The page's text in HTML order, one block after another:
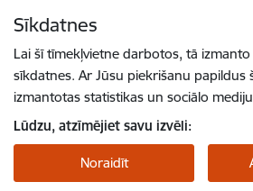
Sīkdatnes
Lai šī tīmekļvietne darbotos, tā
sīkdatnes. Ar Jūsu piekrišanu papildus
izmantotas statistikas un sociālo
Lūdzu, atzīmējiet savu izvēli:
Noraidīt